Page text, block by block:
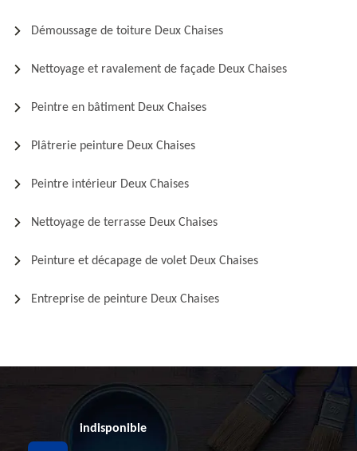
Démoussage de toiture Deux Chaises
Nettoyage et ravalement de façade Deux Chaises
Peintre en bâtiment Deux Chaises
Plâtrerie peinture Deux Chaises
Peintre intérieur Deux Chaises
Nettoyage de terrasse Deux Chaises
Peinture et décapage de volet Deux Chaises
Entreprise de peinture Deux Chaises
indisponible